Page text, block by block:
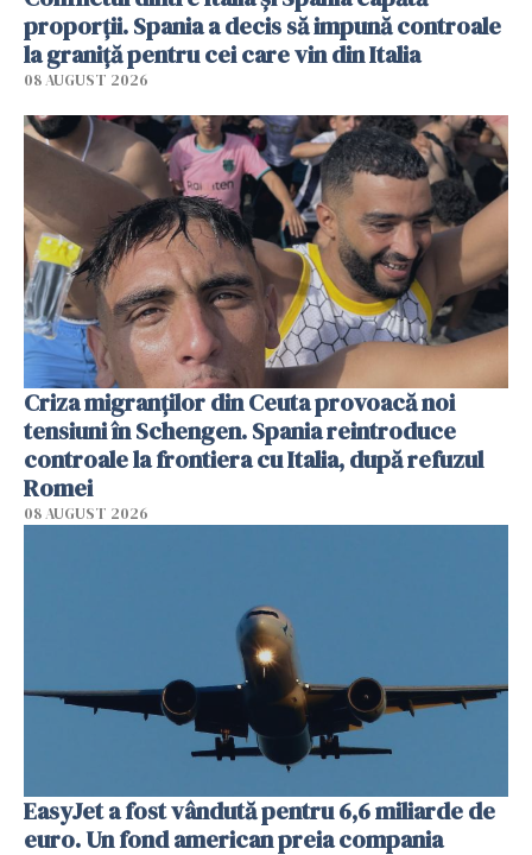
proporții. Spania a decis să impună controale
la graniță pentru cei care vin din Italia
08 AUGUST 2026
Criza migranților din Ceuta provoacă noi
tensiuni în Schengen. Spania reintroduce
controale la frontiera cu Italia, după refuzul
Romei
08 AUGUST 2026
EasyJet a fost vândută pentru 6,6 miliarde de
euro. Un fond american preia compania